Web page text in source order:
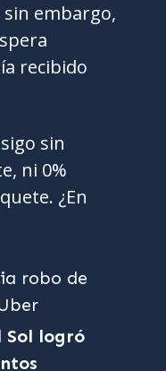
sin embargo,
recibido
sin
ni 0%
¿En
Sol logró